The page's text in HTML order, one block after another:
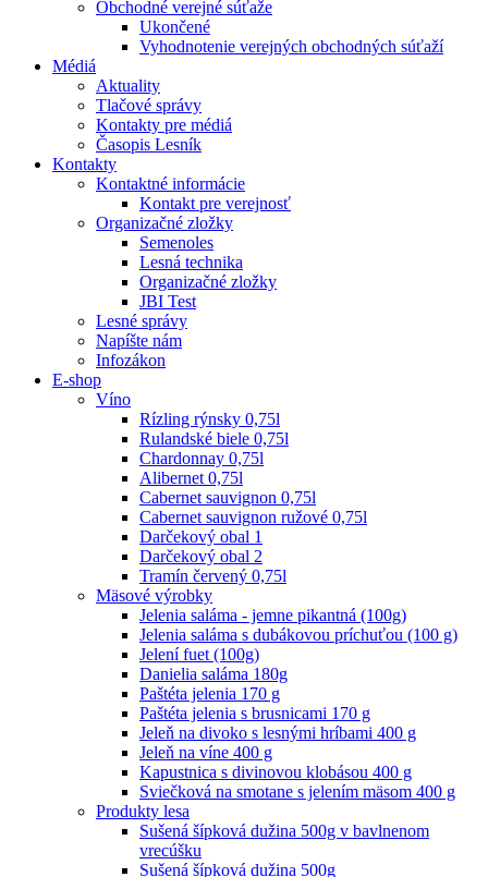
Obchodné verejné súťaže
Ukončené
Vyhodnotenie verejných obchodných súťaží
Médiá
Aktuality
Tlačové správy
Kontakty pre médiá
Časopis Lesník
Kontakty
Kontaktné informácie
Kontakt pre verejnosť
Organizačné zložky
Semenoles
Lesná technika
Organizačné zložky
JBI Test
Lesné správy
Napíšte nám
Infozákon
E-shop
Víno
Rízling rýnsky 0,75l
Rulandské biele 0,75l
Chardonnay 0,75l
Alibernet 0,75l
Cabernet sauvignon 0,75l
Cabernet sauvignon ružové 0,75l
Darčekový obal 1
Darčekový obal 2
Tramín červený 0,75l
Mäsové výrobky
Jelenia saláma - jemne pikantná (100g)
Jelenia saláma s dubákovou príchuťou (100 g)
Jelení fuet (100g)
Danielia saláma 180g
Paštéta jelenia 170 g
Paštéta jelenia s brusnicami 170 g
Jeleň na divoko s lesnými hríbami 400 g
Jeleň na víne 400 g
Kapustnica s divinovou klobásou 400 g
Sviečková na smotane s jelením mäsom 400 g
Produkty lesa
Sušená šípková dužina 500g v bavlnenom
vrecúšku
Sušená šípková dužina 500g